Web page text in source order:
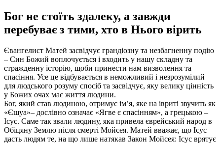
Бог не стоїть здалеку, а завжди
перебуває з тими, хто в Нього вірить
Євангелист Матей засвідчує грандіозну та незбагненну подію
– Син Божий воплочується і входить у нашу складну та
стражденну історію, щоби принести нам визволення та
спасіння. Усе це відбувається в неможливий і незрозумілий
для людського розуму спосіб та засвідчує, яку велику цінність
у Божих очах має життя людини.
Бог, який став людиною, отримує ім’я, яке на івриті звучить як
«Єшуа»– дослівно означає «Ягве є спасінням», а грецькою –
Ісус. Саме так звали людину, яка привела єврейський народ в
Обіцяну Землю після смерті Мойсея. Матей вважає, що Ісус
дасть людям те, на що лише натякав Закон Мойсея: Ісус врятує